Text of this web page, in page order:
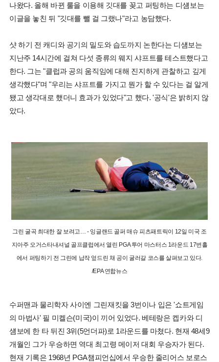
나왔다. 올해 바뀐 룰을 이용해 깃대를 꽂고 퍼팅하는 디섐보는
이글을 놓친 뒤 "깃대를 뺄 걸 그랬나"라고 농담했다.
샷 하기 전 캐디와 공기의 밀도와 습도까지 논한다는 디섐보는
지난주 14시간에 걸쳐 다섯 종류의 웨지 샤프트를 테스트했다고
한다. 그는 "클럽과 공의 움직임에 대해 진지하게 관찰하고 깊게
생각했다"며 "우리는 샤프트를 가지고 뭔가 할 수 있다는 걸 알게
됐고 생각대로 했더니 효과가 있었다"고 했다. '공식'은 밝히지 않
았다.
그린 굴곡 최대한 잘 보려고… - 잉글랜드 골퍼 매슈 피츠패트릭이 12일 미국 조
지아주 오거스타내셔널 골프클럽에서 열린 PGA 투어 마스터스 1라운드 17번홀
에서 퍼팅하기 전 그린에 납작 엎드린 채 공이 굴러갈 코스를 살펴보고 있다.
/EPA 연합뉴스
수퍼맨과 물리학자 사이엔 그린재킷을 3번이나 입은 '쇼트게임
의 마법사' 필 미켈슨(미국)이 끼어 있었다. 베테랑은 켑카와 디
섐보에 한 타 뒤진 3위(5언더파)로 1라운드를 마쳤다. 현재 48세9
개월인 그가 우승하면 역대 최고령 메이저 대회 우승자가 된다.
현재 기록은 1968년 PGA챔피언십에서 우승한 줄리어스 보로스